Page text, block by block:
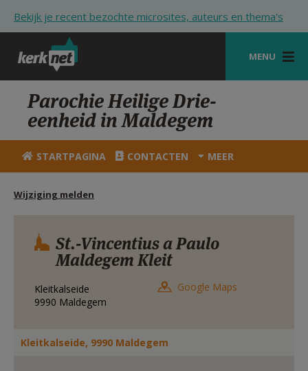
Bekijk je recent bezochte microsites, auteurs en thema's
MENU
STARTPAGINA
KERK
VIERINGEN
HULP
STARTPAGINA PORTAAL
MIJN PAROCHIE
Parochie Heilige Drie-
eenheid in Maldegem
STARTPAGINA CONTACTEN MEER
Wijziging melden
St.-Vincentius a Paulo
Maldegem Kleit
Kleitkalseide
9990 Maldegem
Google Maps
Kleitkalseide, 9990 Maldegem